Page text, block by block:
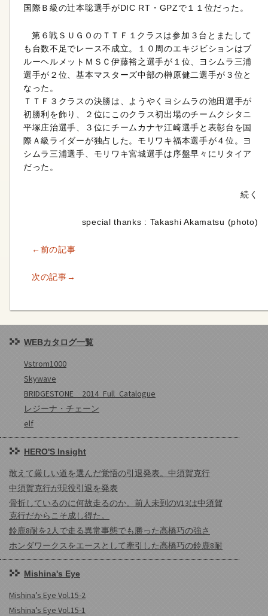
国際Ｂ級の辻本聡選手がDIC RT・GPZで１１位だった。
第６戦ＳＵＧＯのＴＴＦ１クラスは参加３台とまたして
も台数不足でレース不成立。１０周のエキジビションはブ
ルーヘルメットＭＳＣ伊藤裕之選手が１位、ヨシムラ三浦
選手が２位、基本マスターズ中部の榊原健二選手が３位と
なった。
ＴＴＦ３クラスの決勝は、ようやくヨシムラの池田選手が
初勝利を飾り、２位にこのクラス初出場のチームクシタニ
平塚庄治選手、３位にチームカナヤ江崎選手と表彰台を国
際Ａ級ライダーが独占した。モリワキ福本選手が４位。ヨ
シムラ三浦選手、モリワキ宮城選手は序盤早々にリタイア
だった。
続く
special thanks : Takashi Akamatsu (photo)
←前の記事
次の記事→
WEBカタログ一覧
Vstrom1000
Skywave
BRIDGESTONE 2014_Full_Catalogue
レジーナ・チェーン
elf
HERO'S Insight
敢えて厳しい道を選んだ覚悟の引退発表。中須賀克行
中須賀克行が現役引退を発表
骨折しているのに何故走るのか。前人未到のV13は中須賀
克行だからこそ成し得た。
鈴鹿8耐を2人で走る異常事態でも勝った高橋巧の強さ
ホンダワークスをエースとして牽引した高橋巧の鈴鹿8耐
Mishina's Eye
Mishina’s Eye Vol.15-2
Mishina’s Eye Vol.15-1